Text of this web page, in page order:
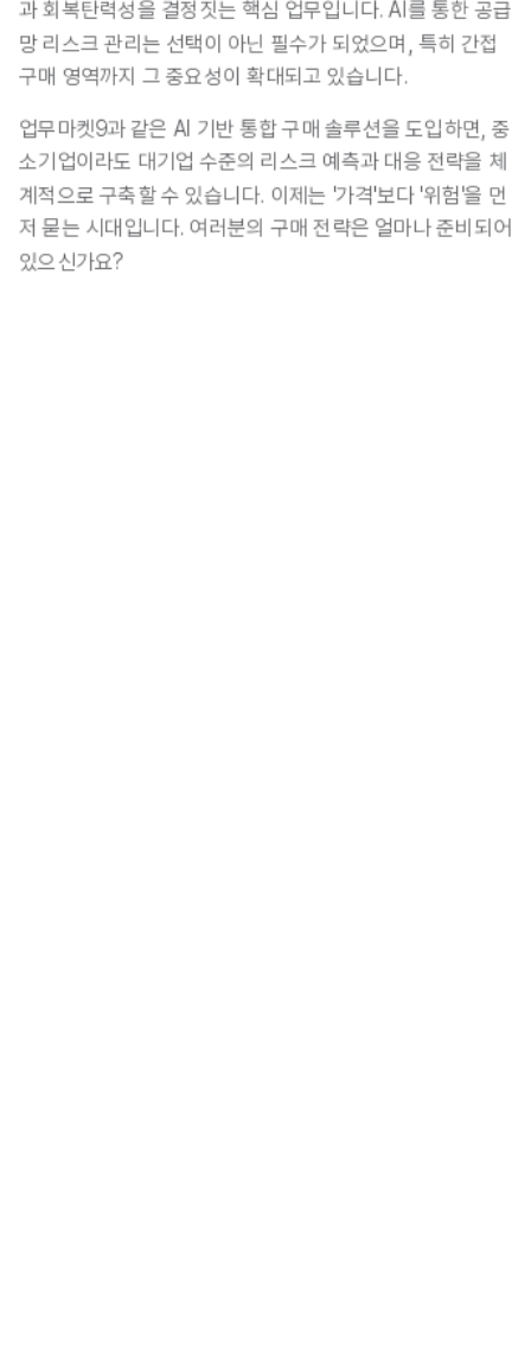
과 회복탄력성을 결정짓는 핵심 업무입니다. AI를 통한 공급
망 리스크 관리는 선택이 아닌 필수가 되었으며, 특히 간접
구매 영역까지 그 중요성이 확대되고 있습니다.
업무마켓9과 같은 AI 기반 통합 구매 솔루션을 도입하면, 중
소기업이라도 대기업 수준의 리스크 예측과 대응 전략을 체
계적으로 구축할 수 있습니다. 이제는 '가격'보다 '위험'을 먼
저 묻는 시대입니다. 여러분의 구매 전략은 얼마나 준비되어
있으신가요?